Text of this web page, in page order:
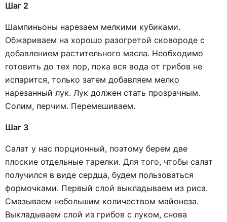
Шаг 2
Шампиньоны нарезаем мелкими кубиками.
Обжариваем на хорошо разогретой сковороде с
добавлением растительного масла. Необходимо
готовить до тех пор, пока вся вода от грибов не
испарится, только затем добавляем мелко
нарезанный лук. Лук должен стать прозрачным.
Солим, перчим. Перемешиваем.
Шаг 3
Салат у нас порционный, поэтому берем две
плоские отдельные тарелки. Для того, чтобы салат
получился в виде сердца, будем пользоваться
формочками. Первый слой выкладываем из риса.
Смазываем небольшим количеством майонеза.
Выкладываем слой из грибов с луком, снова